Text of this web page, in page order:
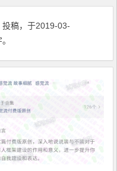
投稿，于2019-03-